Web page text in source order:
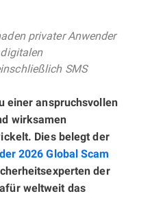
privater Anwender
SMS
einer anspruchsvollen
wirksamen
Dies belegt der
2026 Global Scam
der
weltweit das